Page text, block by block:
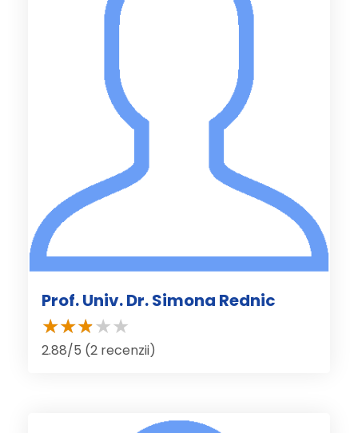
Prof. Univ. Dr. Simona Rednic
2.88/5 (2 recenzii)